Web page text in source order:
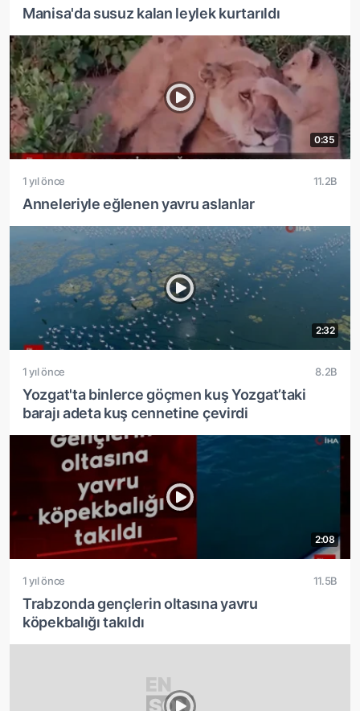
Manisa'da susuz kalan leylek kurtarıldı
0:35
1 yıl önce 11.2B
Anneleriyle eğlenen yavru aslanlar
2:32
1 yıl önce 8.2B
Yozgat'ta binlerce göçmen kuş Yozgat’taki
barajı adeta kuş cennetine çevirdi
2:08
1 yıl önce 11.5B
Trabzonda gençlerin oltasına yavru
köpekbalığı takıldı